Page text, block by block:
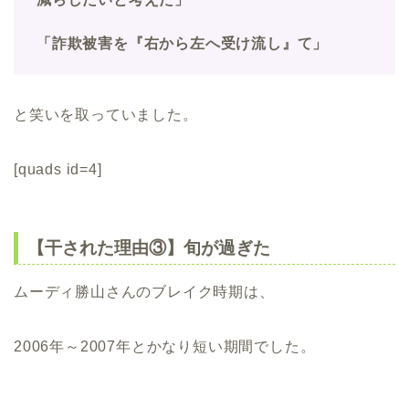
「詐欺被害を『右から左へ受け流し』て」
と笑いを取っていました。
[quads id=4]
【干された理由③】旬が過ぎた
ムーディ勝山さんのブレイク時期は、
2006年～2007年とかなり短い期間でした。